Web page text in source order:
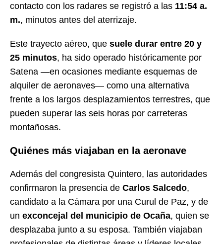
contacto con los radares se registró a las 11:54 a.
m., minutos antes del aterrizaje.
Este trayecto aéreo, que suele durar entre 20 y
25 minutos, ha sido operado históricamente por
Satena —en ocasiones mediante esquemas de
alquiler de aeronaves— como una alternativa
frente a los largos desplazamientos terrestres, que
pueden superar las seis horas por carreteras
montañosas.
Quiénes más viajaban en la aeronave
Además del congresista Quintero, las autoridades
confirmaron la presencia de Carlos Salcedo,
candidato a la Cámara por una Curul de Paz, y de
un exconcejal del municipio de Ocaña, quien se
desplazaba junto a su esposa. También viajaban